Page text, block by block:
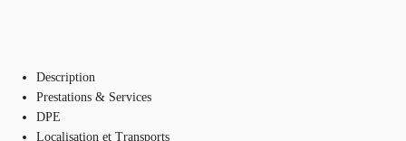
Description
Prestations & Services
DPE
Localisation et Transports